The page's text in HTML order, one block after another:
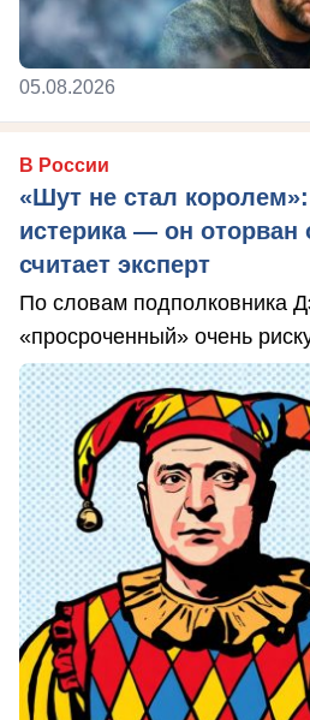
05.08.2026
В России
«Шут не стал
истерика — он оторван
считает эксперт
По словам подполковника
«просроченный» очень